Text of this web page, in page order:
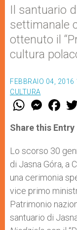
Il santuario
settimanale
ottenuto il
cultura
FEBBRAIO 04, 2016
CULTURA
W
t
s
p
p
M
e
s
e
g
e
r
F
a
e
b
o
k
Share this Entry
Lo scorso 30
di Jasna Góra, a
una cerimonia
vice primo
Patrimonio
santuario di